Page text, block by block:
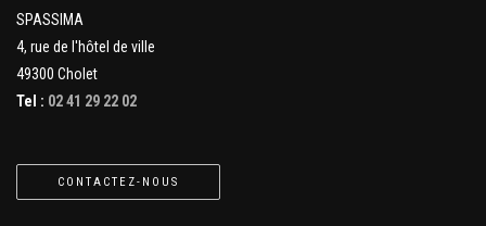
SPASSIMA
4, rue de l'hôtel de ville
49300 Cholet
Tel : 02 41 29 22 02
CONTACTEZ-NOUS